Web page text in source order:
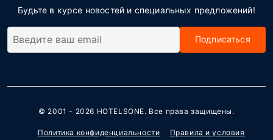
Будьте в курсе новостей и специальных предложений!
Подписаться
© 2001 - 2026 HOTELSONE. Все права защищены.
Политика конфиденциальности Правила и условия